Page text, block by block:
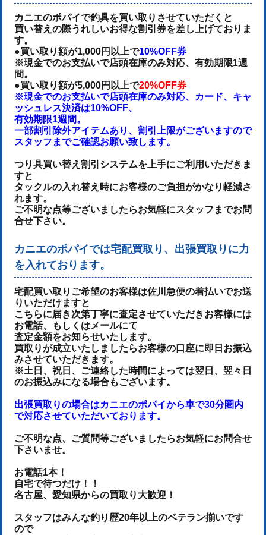
カニエのポパイで釣具を買い取りさせていただくと
買い替えの際うれしいお得な割引券を差し上げておりま
す。
●買い取り額が1,000円以上で10%OFF券
※現金でのお支払いで店頭在庫のみ対応、有効期限1週
間。
●買い取り額が5,000円以上で20%OFF券
※現金でのお支払いで店頭在庫のみ対応、カード、キャ
ッシュレス決済は10%OFF、
有効期限1週間。
一部割引除外アイテムあり、割引上限がございますので
スタッフまでご確認お願い致します。
つり具買い替え割引システムを上手にご利用いただきま
すと
タックルの入れ替え時にお客様のご負担がかなり軽減さ
れます。
ご不明な点等ございましたらお気軽にスタッフまでお問
合せ下さい。
カニエのポパイでは宅配買取り、出張買取りに力
を入れております。
宅配買い取りご希望のお客様は佐川急便の着払いでお送
りいただけますと
こちらに届き次第丁寧に査定させていただきお客様には
お電話、もしくはメールにて
査定金額をお知らせいたします。
買取りが成立いたしましたらお客様の口座に即日お振込
みさせていただきます。
※土日、祝日、ご連絡した時間によっては翌日、翌々日
のお振込みになる場合もございます。
出張買取りの場合はカニエのポパイから車で30分圏内
で対応させていただいております。
ご不明な点、ご質問等ございましたらお気軽にお問合せ
下さいませ。
お電話1本！
自宅で待つだけ！！
名古屋、愛知県からの買取り大歓迎！
スタッフはみんな釣り歴20年以上のベテラン揃いです
ので